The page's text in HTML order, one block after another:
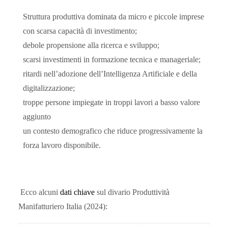
Struttura produttiva dominata da micro e piccole imprese
con scarsa capacità di investimento;
debole propensione alla ricerca e sviluppo;
scarsi investimenti in formazione tecnica e manageriale;
ritardi nell’adozione dell’Intelligenza Artificiale e della
digitalizzazione;
troppe persone impiegate in troppi lavori a basso valore
aggiunto
un contesto demografico che riduce progressivamente la
forza lavoro disponibile.
Ecco alcuni dati chiave sul divario Produttività
Manifatturiero Italia (2024):